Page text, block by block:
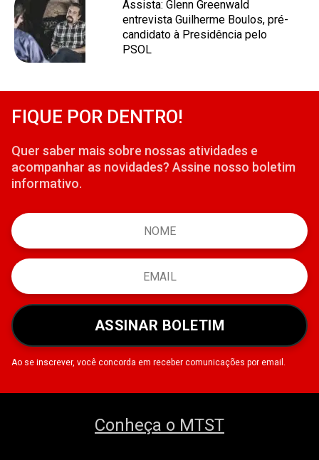
Assista: Glenn Greenwald
entrevista Guilherme Boulos, pré-
candidato à Presidência pelo
PSOL
FIQUE POR DENTRO!
Quer saber mais sobre nossas atividades e
acompanhar as novidades? Assine nosso boletim
informativo.
ASSINAR BOLETIM
Ao se inscrever, você concorda em receber comunicações por email.
Conheça o MTST